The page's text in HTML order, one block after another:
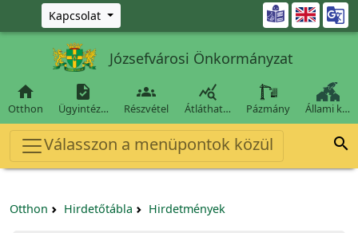
Ugrás a fő tartalomra
Kapcsolat 
Józsefvárosi Önkormányzat

Otthon

Ügyintéz…

Részvétel

Átláthat… Pázmány Állami k…
Válasszon a menüpontok közül 
Otthon Hirdetőtábla Hirdetmények